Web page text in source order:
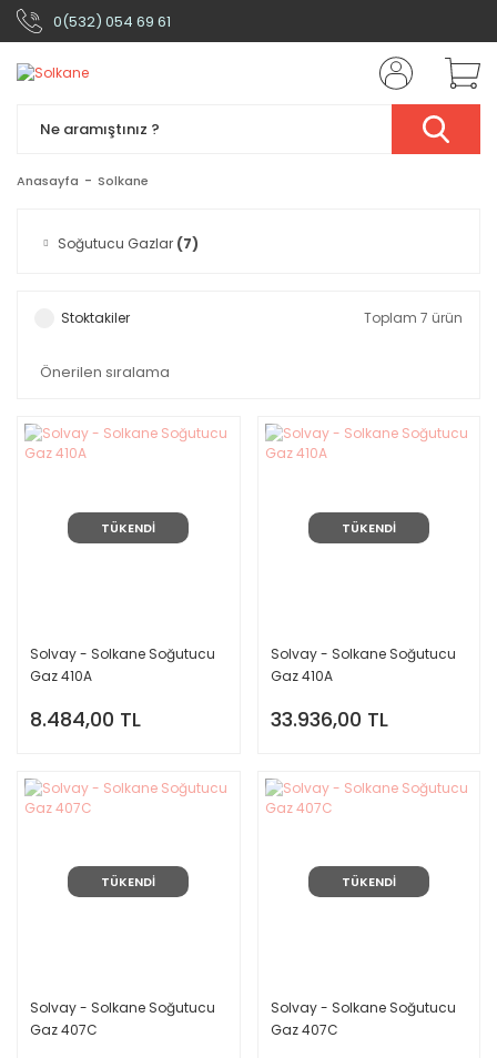
0(532) 054 69 61
Anasayfa Solkane
Soğutucu Gazlar (7)
Stoktakiler Toplam 7 ürün
TÜKENDİ
Solvay - Solkane Soğutucu
Gaz 410A
8.484,00 TL
TÜKENDİ
Solvay - Solkane Soğutucu
Gaz 410A
33.936,00 TL
TÜKENDİ
Solvay - Solkane Soğutucu
Gaz 407C
TÜKENDİ
Solvay - Solkane Soğutucu
Gaz 407C